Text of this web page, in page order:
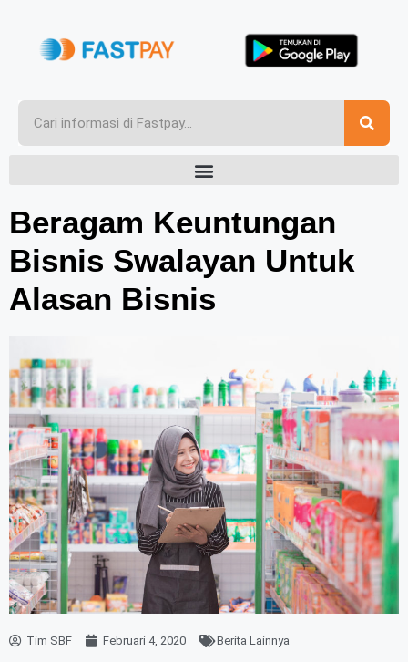
Beragam Keuntungan
Bisnis Swalayan Untuk
Alasan Bisnis
Tim SBF Februari 4, 2020 Berita Lainnya